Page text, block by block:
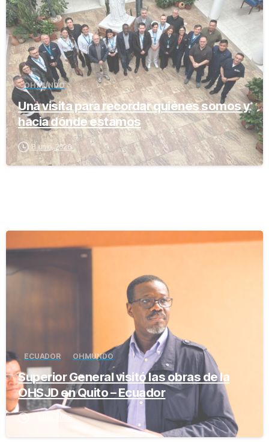
OH MUNDO
Una visita para recordar quiénes somos y
hacia dónde estamos
8 junio, 2026
ECUADOR OH MUNDO
Superior General visitó las obras de la
OHSJD en Quito – Ecuador
4 junio, 2026